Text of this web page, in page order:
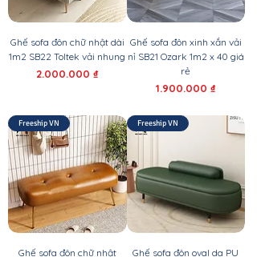
Ghế sofa đôn chữ nhật dài
1m2 SB22 Toltek vải nhung
Giá
2.000.000 ₫
Ghế sofa đôn xinh xắn vải
nỉ SB21 Ozark 1m2 x 40 giá
rẻ
Giá
1.900.000 ₫
Freeship VN
Ghế sofa đôn chữ nhật
Freeship VN
Ghế sofa đôn oval da PU